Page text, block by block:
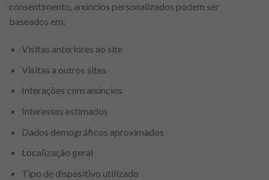
consentimento, anúncios personalizados podem ser
baseados em:
Visitas anteriores ao site
Visitas a outros sites
Interações com anúncios
Interesses estimados
Dados demográficos aproximados
Localização geral
Tipo de dispositivo utilizado